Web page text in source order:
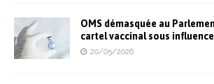
OMS démasquée au
cartel vaccinal sous influence
20/05/2026